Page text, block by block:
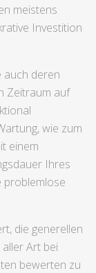
meistens
Investition
auch deren
Zeitraum auf
wie zum
einem
Ihres
problemlose
die generellen
Art bei
bewerten zu